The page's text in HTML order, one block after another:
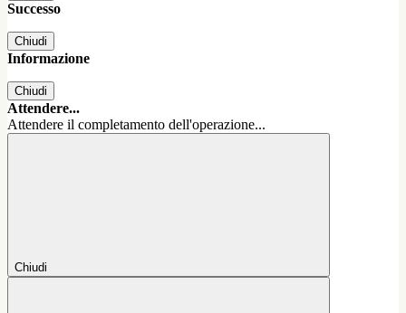
Successo
Chiudi
Informazione
Chiudi
Attendere...
Attendere il completamento dell'operazione...
Chiudi